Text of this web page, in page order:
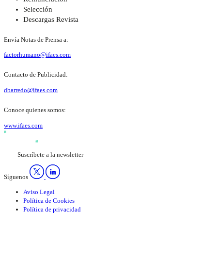
Selección
Descargas Revista
Envía Notas de Prensa a:
factorhumano@ifaes.com
Contacto de Publicidad:
dbarredo@ifaes.com
Conoce quienes somos:
www.ifaes.com
Suscríbete a la newsletter
Síguenos
Aviso Legal
Política de Cookies
Política de privacidad